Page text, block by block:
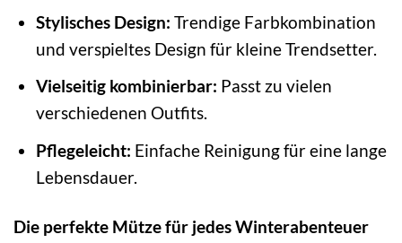
Stylisches Design: Trendige Farbkombination
und verspieltes Design für kleine Trendsetter.
Vielseitig kombinierbar: Passt zu vielen
verschiedenen Outfits.
Pflegeleicht: Einfache Reinigung für eine lange
Lebensdauer.
Die perfekte Mütze für jedes Winterabenteuer